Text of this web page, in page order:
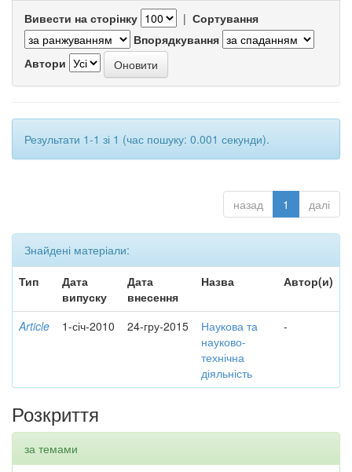
Вивести на сторінку | Сортування
Впорядкування
Автори
Результати 1-1 зі 1 (час пошуку: 0.001 секунди).
назад 1 далі
Знайдені матеріали:
Тип
Дата
випуску
Дата
внесення
Назва Автор(и)
Article 1-січ-2010 24-гру-2015
Наукова та
науково-
технічна
діяльність
-
Розкриття
за темами